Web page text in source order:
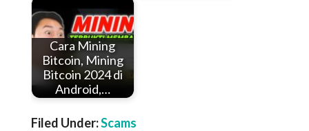
Cara Mining
Bitcoin, Mining
Bitcoin 2024 di
Android,…
Filed Under:Scams